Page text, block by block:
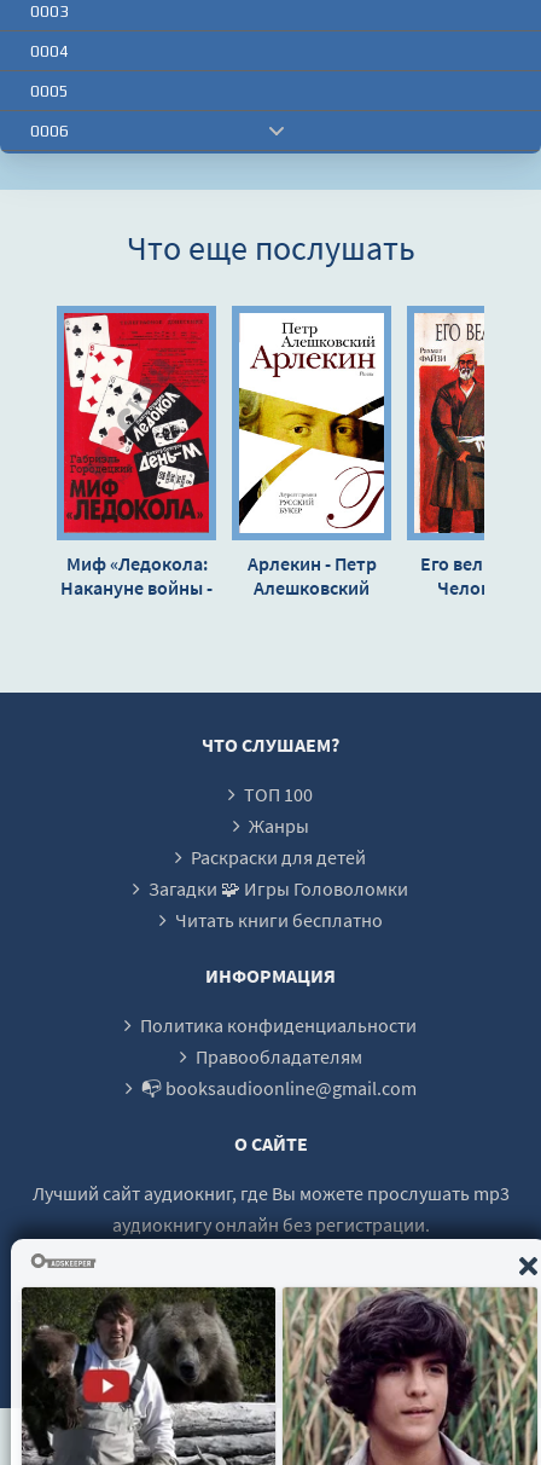
0003
0004
0005
0006
0011
0012
0014
0016
0017
0020
0033
0035
0036
0037
0038
0039
Что еще послушать
Миф «Ледокола:
Накануне войны -
Арлекин - Петр
Алешковский
Его
Человек… -
ЧТО СЛУШАЕМ?
ТОП 100
Жанры
Раскраски для детей
Загадки 🧩 Игры Головоломки
Читать книги бесплатно
ИНФОРМАЦИЯ
Политика конфиденциальности
Правообладателям
📭 booksaudioonline@gmail.com
О САЙТЕ
Лучший сайт аудиокниг, где Вы можете прослушать mp3
аудиокнигу онлайн без регистрации.
© 2021 - 2026 booksaudio-online.com Все права защищены.